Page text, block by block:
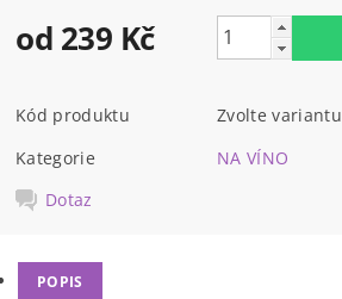
od 239 Kč
Kód produktu
Zvolte variantu
Kategorie
NA VÍNO
Dotaz
POPIS